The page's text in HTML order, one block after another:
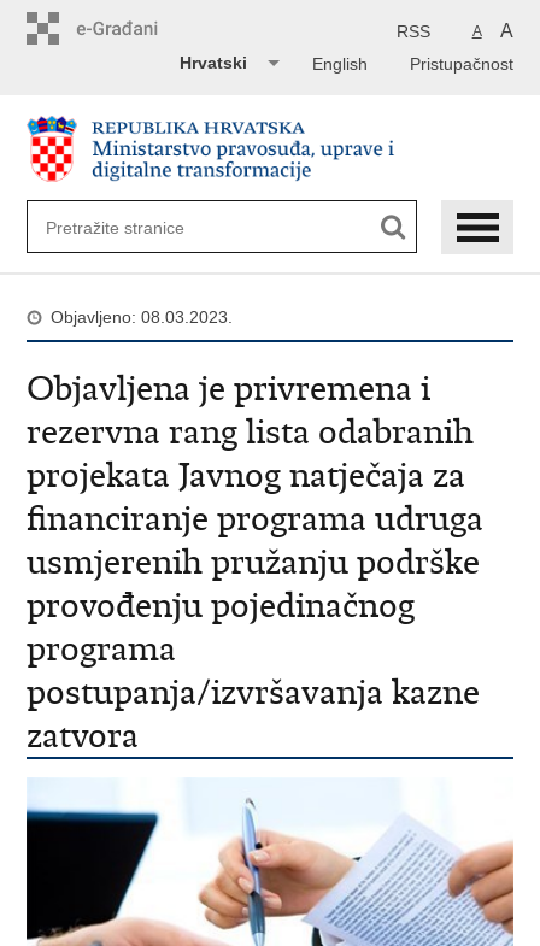
A A
RSS
Pristupačnost
English
Hrvatski
Objavljeno: 08.03.2023.
Objavljena je privremena i
rezervna rang lista odabranih
projekata Javnog natječaja za
financiranje programa udruga
usmjerenih pružanju podrške
provođenju pojedinačnog
programa
postupanja/izvršavanja kazne
zatvora